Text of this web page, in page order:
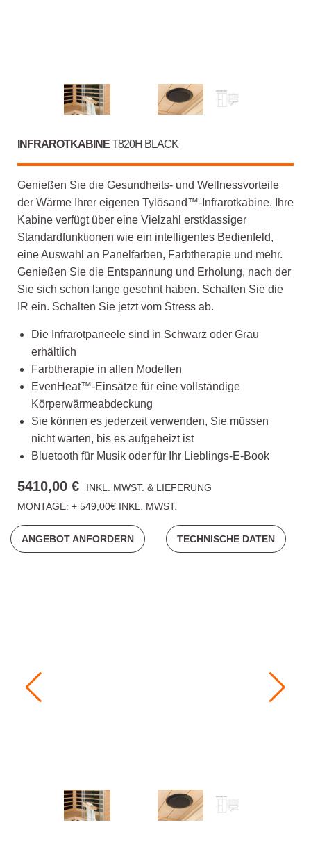
INFRAROTKABINET820H BLACK
Genießen Sie die Gesundheits- und Wellnessvorteile
der Wärme Ihrer eigenen Tylösand™-Infrarotkabine. Ihre
Kabine verfügt über eine Vielzahl erstklassiger
Standardfunktionen wie ein intelligentes Bedienfeld,
eine Auswahl an Panelfarben, Farbtherapie und mehr.
Genießen Sie die Entspannung und Erholung, nach der
Sie sich schon lange gesehnt haben. Schalten Sie die
IR ein. Schalten Sie jetzt vom Stress ab.
Die Infrarotpaneele sind in Schwarz oder Grau
erhältlich
Farbtherapie in allen Modellen
EvenHeat™-Einsätze für eine vollständige
Körperwärmeabdeckung
Sie können es jederzeit verwenden, Sie müssen
nicht warten, bis es aufgeheizt ist
Bluetooth für Musik oder für Ihr Lieblings-E-Book
5410,00 €
INKL. MWST. & LIEFERUNG
MONTAGE: + 549,00€ INKL. MWST.
ANGEBOT ANFORDERN TECHNISCHE DATEN